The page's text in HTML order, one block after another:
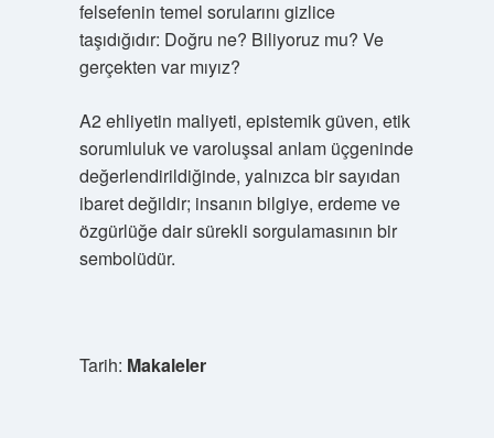
felsefenin temel sorularını gizlice
taşıdığıdır: Doğru ne? Biliyoruz mu? Ve
gerçekten var mıyız?
A2 ehliyetin maliyeti, epistemik güven, etik
sorumluluk ve varoluşsal anlam üçgeninde
değerlendirildiğinde, yalnızca bir sayıdan
ibaret değildir; insanın bilgiye, erdeme ve
özgürlüğe dair sürekli sorgulamasının bir
sembolüdür.
Tarih: Makaleler